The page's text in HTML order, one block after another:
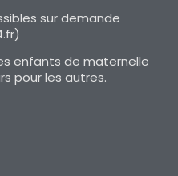
sur demande
enfants de maternelle
pour les autres.